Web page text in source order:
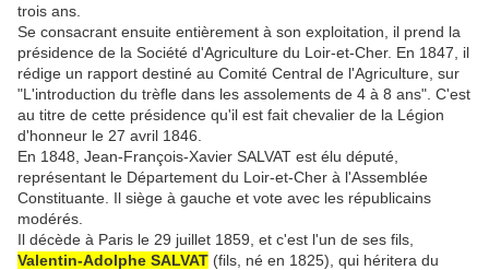
trois ans.
Se consacrant ensuite entièrement à son exploitation, il prend la
présidence de la Société d'Agriculture du Loir-et-Cher. En 1847, il
rédige un rapport destiné au Comité Central de l'Agriculture, sur
"L'introduction du trèfle dans les assolements de 4 à 8 ans". C'est
au titre de cette présidence qu'il est fait chevalier de la Légion
d'honneur le 27 avril 1846.
En 1848, Jean-François-Xavier SALVAT est élu député,
représentant le Département du Loir-et-Cher à l'Assemblée
Constituante. Il siège à gauche et vote avec les républicains
modérés.
Il décède à Paris le 29 juillet 1859, et c'est l'un de ses fils,
Valentin-Adolphe SALVAT (fils, né en 1825), qui héritera du